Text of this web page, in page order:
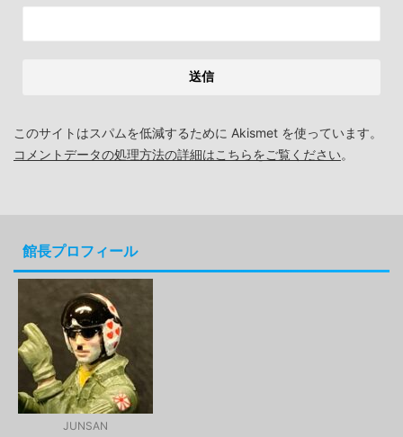
このサイトはスパムを低減するために Akismet を使っています。
コメントデータの処理方法の詳細はこちらをご覧ください。
館長プロフィール
JUNSAN